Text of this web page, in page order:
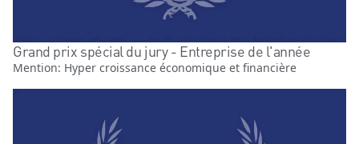
Grand prix spécial du jury - Entreprise de l'année
Mention: Hyper croissance économique et financière